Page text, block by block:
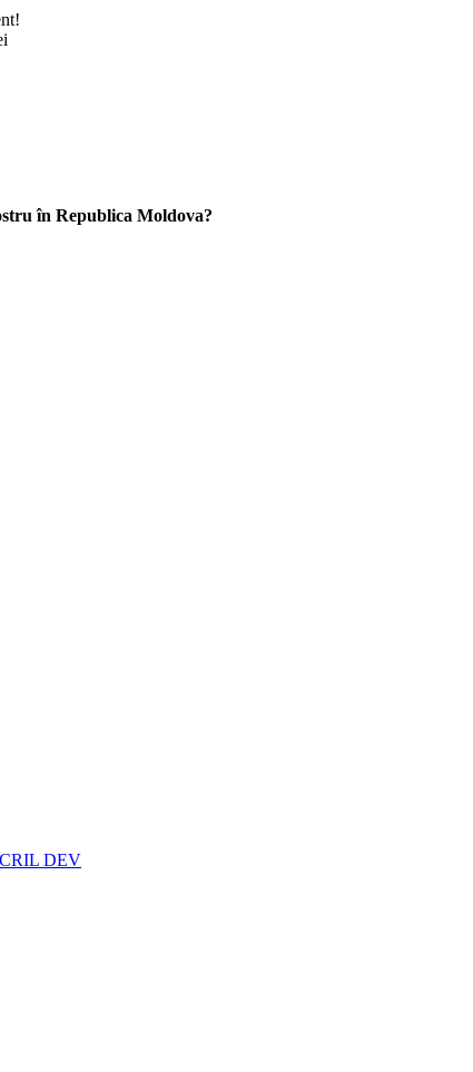
în Republica Moldova?
CRIL DEV